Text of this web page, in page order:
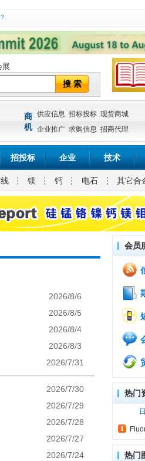
展
搜 索
商
机
供应信息 招标投标 现货商城
企业推广 求购信息 招商代理
招投标 企业 技术
镁 钙 电石 其它合
2026/8/6
2026/8/5
2026/8/4
2026/8/3
2026/7/31
2026/7/30
2026/7/29
2026/7/28
2026/7/27
2026/7/24
会员
热门
热门